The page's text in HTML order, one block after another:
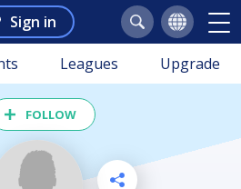
Sign in
Leagues Upgrade
FOLLOW